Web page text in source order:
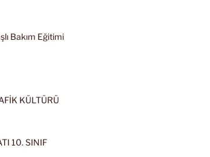
Bakım Eğitimi
KÜLTÜRÜ
10. SINIF